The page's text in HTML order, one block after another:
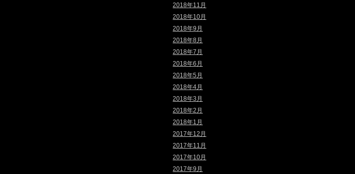
2018年11月
2018年10月
2018年9月
2018年8月
2018年7月
2018年6月
2018年5月
2018年4月
2018年3月
2018年2月
2018年1月
2017年12月
2017年11月
2017年10月
2017年9月